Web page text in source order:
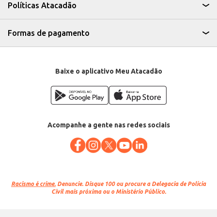
sabor característicos agradam a diversos paladares.
Políticas Atacadão
Formas de pagamento
Baixe o aplicativo Meu Atacadão
Acompanhe a gente nas redes sociais
Racismo é crime. Denuncie. Disque 100 ou procure a Delegacia de Polícia
Civil mais próxima ou o Ministério Público.